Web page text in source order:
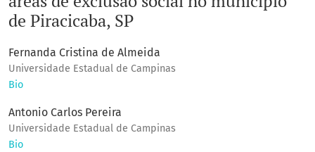
de Piracicaba, SP
Fernanda Cristina de Almeida
Universidade Estadual de Campinas
Bio
Antonio Carlos Pereira
Universidade Estadual de Campinas
Bio